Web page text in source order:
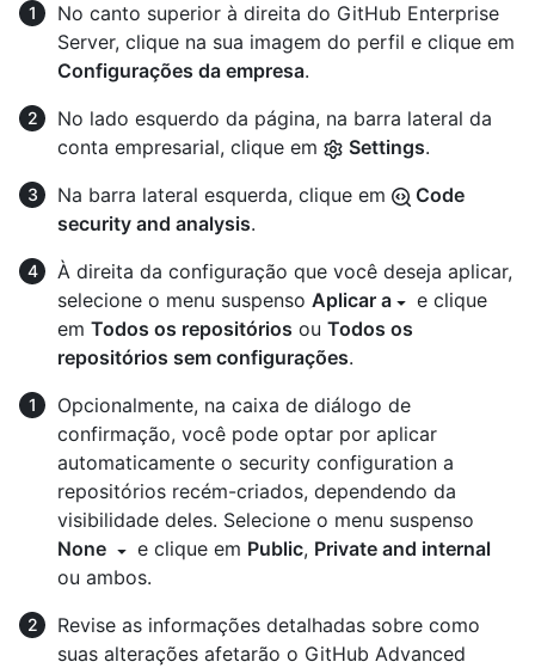
No canto superior à direita do GitHub Enterprise
Server, clique na sua imagem do perfil e clique em
Configurações da empresa.
No lado esquerdo da página, na barra lateral da
conta empresarial, clique em
Settings.
Na barra lateral esquerda, clique em
Code
security and analysis.
À direita da configuração que você deseja aplicar,
selecione o menu suspenso Aplicar a
e clique
em Todos os repositórios ou Todos os
repositórios sem configurações.
Opcionalmente, na caixa de diálogo de
confirmação, você pode optar por aplicar
automaticamente o security configuration a
repositórios recém-criados, dependendo da
visibilidade deles. Selecione o menu suspenso
None
e clique em Public, Private and internal
ou ambos.
Revise as informações detalhadas sobre como
suas alterações afetarão o GitHub Advanced